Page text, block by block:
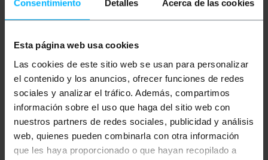
Consentimiento Detalles Acerca de las cookies
Esta página web usa cookies
Las cookies de este sitio web se usan para personalizar
el contenido y los anuncios, ofrecer funciones de redes
sociales y analizar el tráfico. Además, compartimos
información sobre el uso que haga del sitio web con
nuestros partners de redes sociales, publicidad y análisis
web, quienes pueden combinarla con otra información
que les haya proporcionado o que hayan recopilado a
Descripció
connectors mascle en ambdós extrems del cable.
Permet connectar fàcilment un port DP d'ordinador
a una HDTV, monitor o projector amb port DP. En un
extrem disposa de connector DisplayPort mascle
(DP), i en l'altre extrem de Mini DisplayPort mascle
(MDP). Permet transferir àudio i vídeo d'alta
definició.
especificacions
Cable DisplayPort 4K 2K 1080P Full-HD UHD,